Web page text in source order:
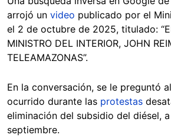
arrojó un video publicado por el
el 2 de octubre de 2025, titulado:
MINISTRO DEL INTERIOR, JOHN
TELEAMAZONAS”.
En la conversación, se le preguntó
ocurrido durante las protestas
eliminación del subsidio del diésel,
septiembre.